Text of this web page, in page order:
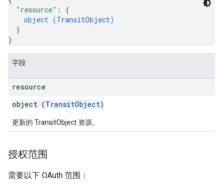
"resource" : {
object (TransitObject)
}
}
字段
resource
object (TransitObject)
更新的 TransitObject 资源。
授权范围
需要以下 OAuth 范围：